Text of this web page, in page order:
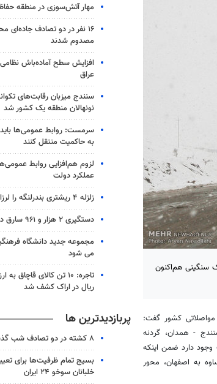
در محورهای ۵ استان گفت: ترافیک سنگینی هم‌اکنون
کشور گفت:
- همدان، گردنه
دارد ضمن اینکه
به اصفهان، محور
مهار آتش‌سوزی در منطقه
۱۶ نفر در دو تصادف جاده‌ای
مصدوم شدند
افزایش سطح آماده‌باش نظامی
عراق
سنندج میزبان رقابت‌های
نونهالان منطقه یک کشور شد
سرمست: روابط عمومی‌ها
به حاکمیت منتقل کنند
لزوم هم‌افزایی روابط‌
عملکرد دولت
زلزله ۴ ریشتری بندرلنگه را لرزاند
دستگیری ۲ هزار و ۹۶۱ سارق در آذربایجان‌شرقی
مجموعه جدید دانشگاه
می شود
ریال در اراک کشف شد
پربازدیدترین ها
۸ کشته در دو تصادف شب گذشته
بسیج تمام ظرفیت‌ها برای
خلبانان سوخو ۲۴ ایران